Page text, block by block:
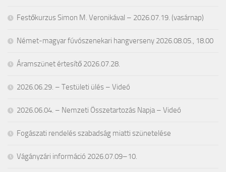
Festőkurzus Simon M. Veronikával – 2026.07.19. (vasárnap)
Német-magyar fúvószenekari hangverseny 2026.08.05., 18.00
Áramszünet értesítő 2026.07.28.
2026.06.29. – Testületi ülés – Videó
2026.06.04. – Nemzeti Összetartozás Napja – Videó
Fogászati rendelés szabadság miatti szünetelése
Vágányzári információ 2026.07.09–10.